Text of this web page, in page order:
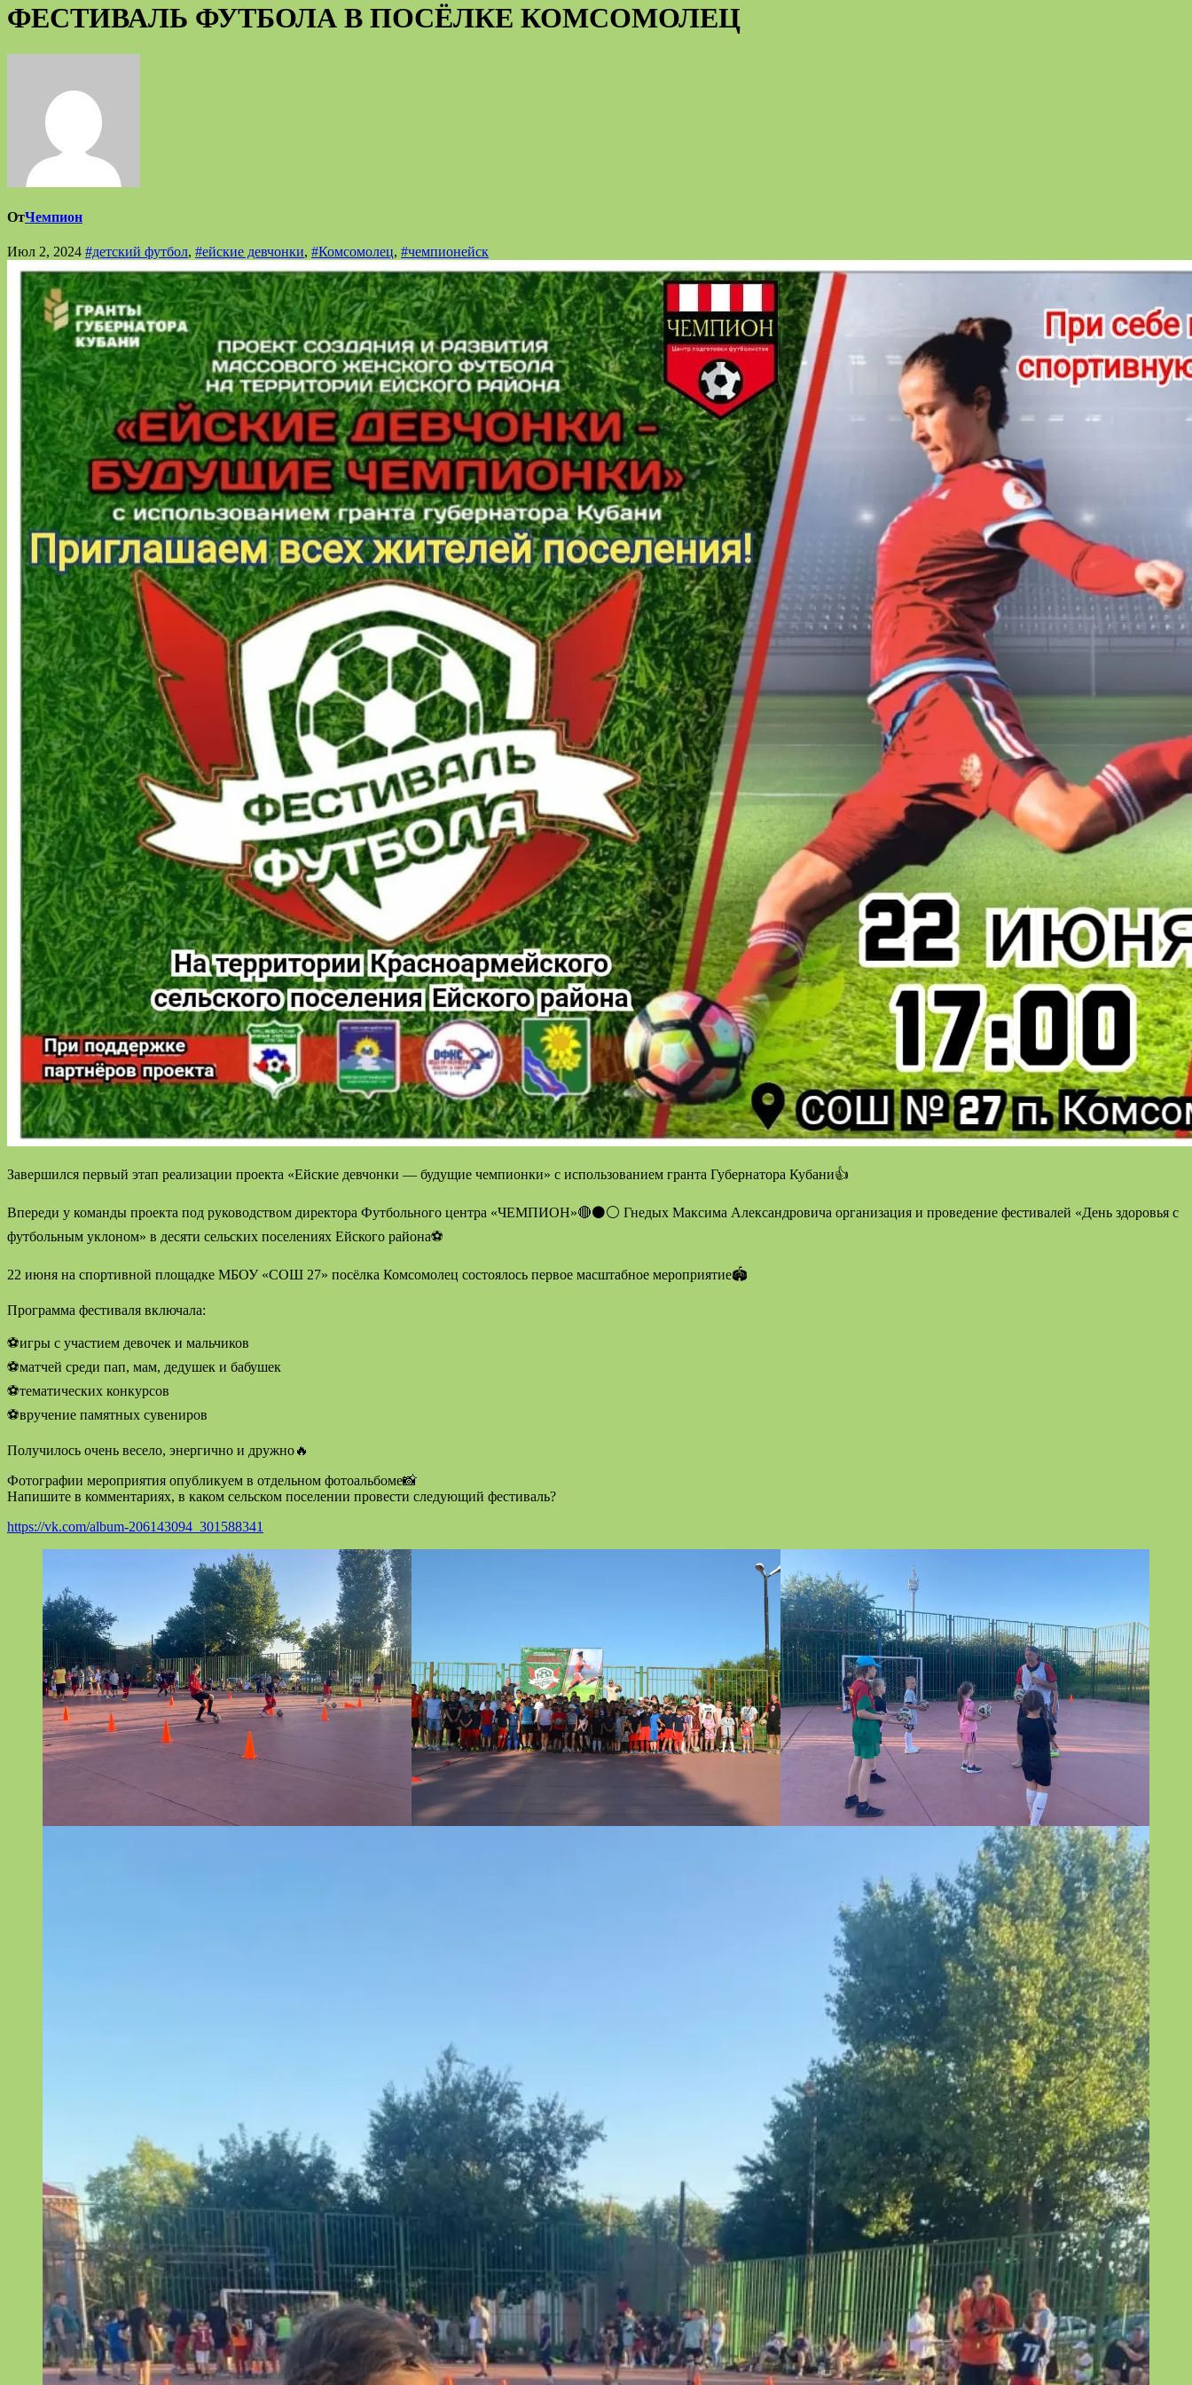
ФЕСТИВАЛЬ ФУТБОЛА В ПОСЁЛКЕ КОМСОМОЛЕЦ
ОтЧемпион
Июл 2, 2024 #детский футбол, #ейские девчонки, #Комсомолец, #чемпионейск
Завершился первый этап реализации проекта «Ейские девчонки — будущие чемпионки» с использованием гранта Губернатора Кубани👍
Впереди у команды проекта под руководством директора Футбольного центра «ЧЕМПИОН»🔴⚫⚪ Гнедых Максима Александровича организация и проведение фестивалей «День здоровья с
футбольным уклоном» в десяти сельских поселениях Ейского района⚽
22 июня на спортивной площадке МБОУ «СОШ 27» посёлка Комсомолец состоялось первое масштабное мероприятие🏟
Программа фестиваля включала:
⚽игры с участием девочек и мальчиков
⚽матчей среди пап, мам, дедушек и бабушек
⚽тематических конкурсов
⚽вручение памятных сувениров
Получилось очень весело, энергично и дружно🔥
Фотографии мероприятия опубликуем в отдельном фотоальбоме📸
Напишите в комментариях, в каком сельском поселении провести следующий фестиваль?
https://vk.com/album-206143094_301588341